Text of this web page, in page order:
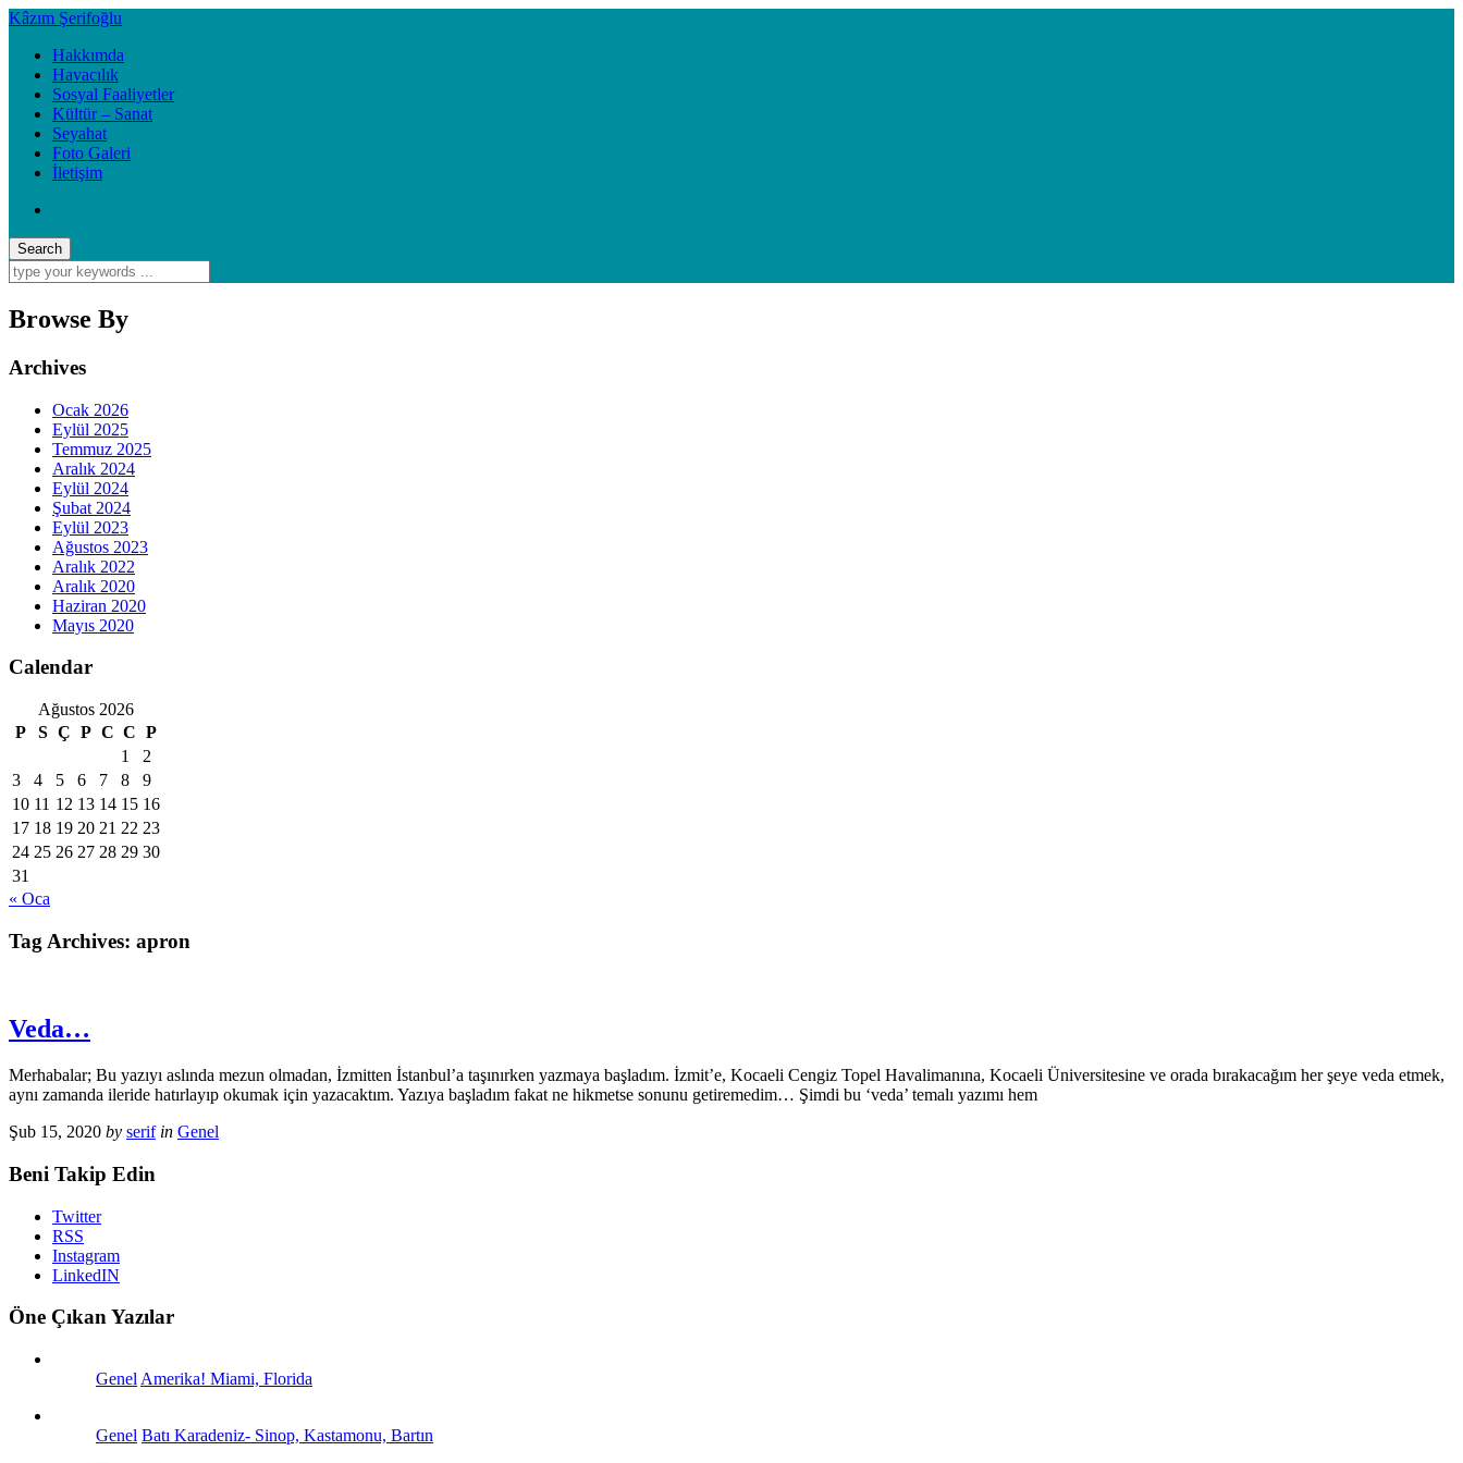
Kâzım Şerifoğlu
Hakkımda
Havacılık
Sosyal Faaliyetler
Kültür – Sanat
Seyahat
Foto Galeri
İletişim
Browse By
Archives
Ocak 2026
Eylül 2025
Temmuz 2025
Aralık 2024
Eylül 2024
Şubat 2024
Eylül 2023
Ağustos 2023
Aralık 2022
Aralık 2020
Haziran 2020
Mayıs 2020
Calendar
Ağustos 2026
P
S Ç P C C P
1
2
3
4 5 6 7 8
9
10 11 12 13 14 15 16
17 18 19 20 21 22 23
24 25 26 27 28 29 30
31
« Oca
Tag Archives: apron
Veda…
Merhabalar; Bu yazıyı aslında mezun olmadan, İzmitten İstanbul’a taşınırken yazmaya başladım. İzmit’e, Kocaeli Cengiz Topel Havalimanına, Kocaeli Üniversitesine ve orada bırakacağım her şeye veda etmek,
aynı zamanda ileride hatırlayıp okumak için yazacaktım. Yazıya başladım fakat ne hikmetse sonunu getiremedim… Şimdi bu ‘veda’ temalı yazımı hem
Şub 15, 2020 by serif in Genel
Beni Takip Edin
Twitter
RSS
Instagram
LinkedIN
Öne Çıkan Yazılar
Genel Amerika! Miami, Florida
Genel Batı Karadeniz- Sinop, Kastamonu, Bartın